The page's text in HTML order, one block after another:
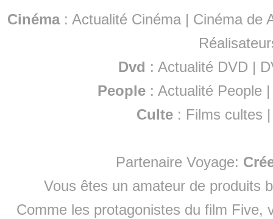
Cinéma: Actualité Cinéma | Cinéma de
Dvd : Actualité DVD |
People :Actualité People
Culte : Films cultes
Partenaire Voyage:
Vous êtes un amateur de produits
Comme les protagonistes du film Five,